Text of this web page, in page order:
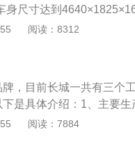
身尺寸达到
的超大空间，给客户带
正式发布上市，搭载哈
力总成，百公里加速仅需
阅读：8312
，目前长城一共有三个
是具体介绍：1、主要
。2、徐水工厂：总规划
阅读：7884